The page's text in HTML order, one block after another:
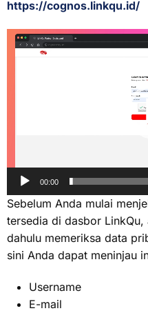
https://cognos.linkqu.id/
Pemutar
00:00
Sebelum Anda mulai
tersedia di dasbor
dahulu memeriksa data
sini Anda dapat meninjau
Username
E-mail